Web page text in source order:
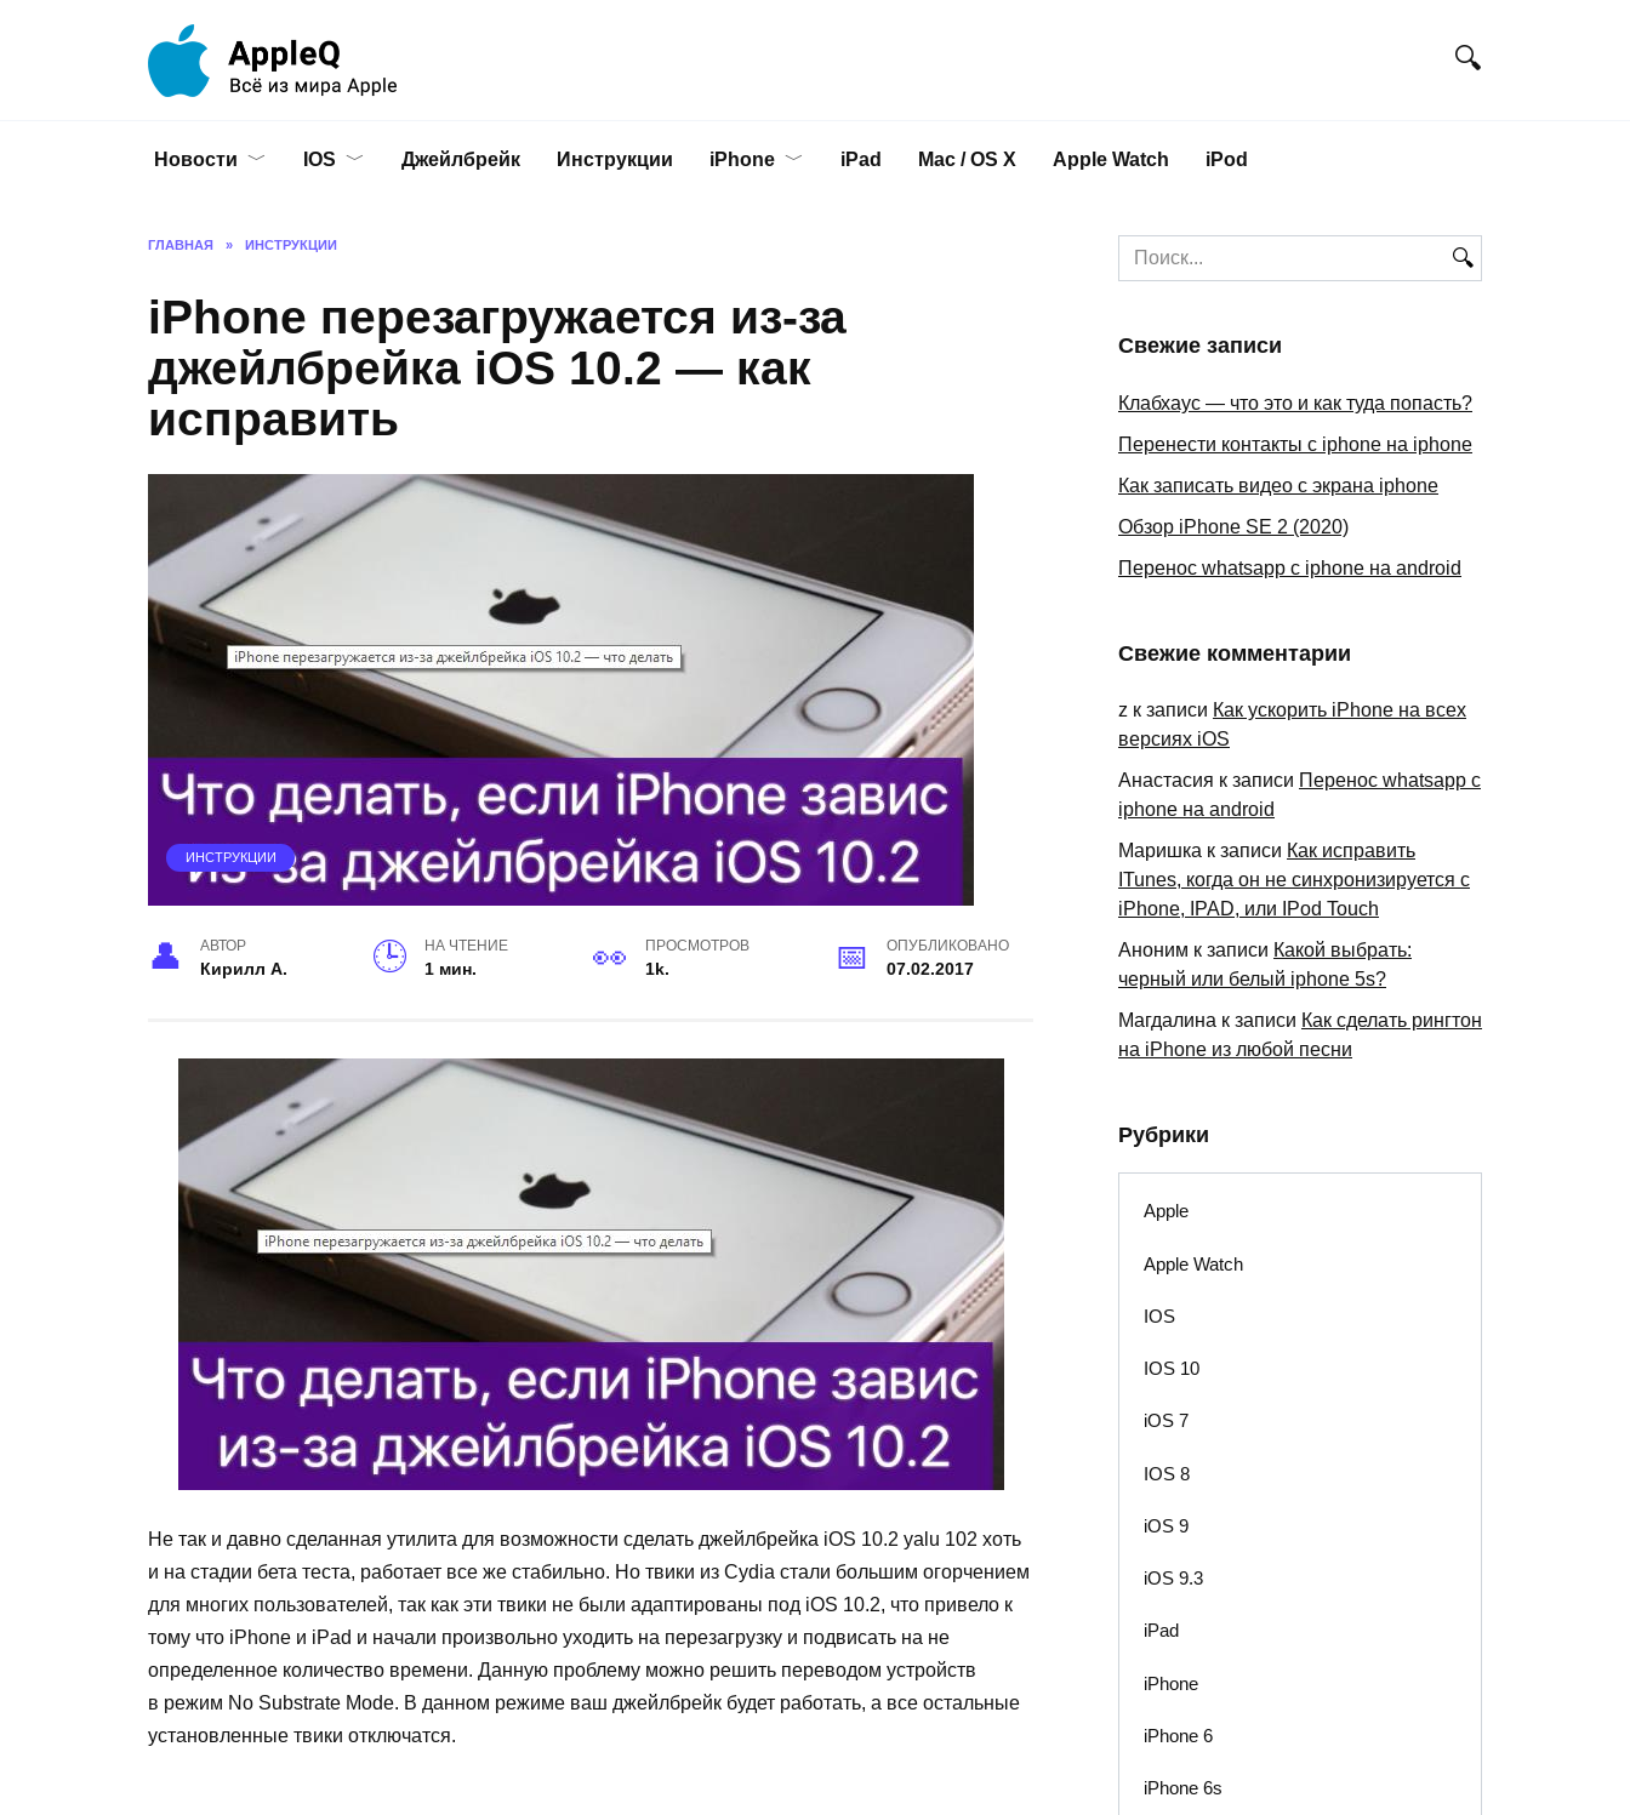
Новости IOS Джейлбрейк Инструкции iPhone iPad Mac / OS X Apple Watch iPod
ГЛАВНАЯ » ИНСТРУКЦИИ
iPhone перезагружается из-за
джейлбрейка iOS 10.2 — как
исправить
ИНСТРУКЦИИ
АВТОР
Кирилл А.
НА ЧТЕНИЕ
1 мин.
ПРОСМОТРОВ
1k.
ОПУБЛИКОВАНО
07.02.2017
Не так и давно сделанная утилита для возможности сделать джейлбрейка iOS 10.2 yalu 102 хоть
и на стадии бета теста, работает все же стабильно. Но твики из Cydia стали большим огорчением
для многих пользователей, так как эти твики не были адаптированы под iOS 10.2, что привело к
тому что iPhone и iPad и начали произвольно уходить на перезагрузку и подвисать на не
определенное количество времени. Данную проблему можно решить переводом устройств
в режим No Substrate Mode. В данном режиме ваш джейлбрейк будет работать, а все остальные
установленные твики отключатся.
Search
for:
Свежие записи
Клабхаус — что это и как туда попасть?
Перенести контакты с iphone на iphone
Как записать видео с экрана iphone
Обзор iPhone SE 2 (2020)
Перенос whatsapp с iphone на android
Свежие комментарии
z к записи Как ускорить iPhone на всех
версиях iOS
Анастасия к записи Перенос whatsapp с
iphone на android
Маришка к записи Как исправить
ITunes, когда он не синхронизируется с
iPhone, IPAD, или IPod Touch
Аноним к записи Какой выбрать:
черный или белый iphone 5s?
Магдалина к записи Как сделать рингтон
на iPhone из любой песни
Рубрики
Apple
Apple Watch
IOS
IOS 10
iOS 7
IOS 8
iOS 9
iOS 9.3
iPad
iPhone
iPhone 6
iPhone 6s